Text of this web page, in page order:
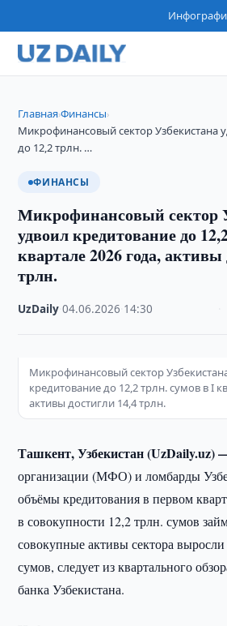
Главная›Финансы›
Микрофинансовый сектор Узбекистана
до 12,2 трлн. …
ФИНАНСЫ
Микрофинансовый сектор
удвоил кредитование до
квартале 2026 года, активы
трлн.
UzDaily ·04.06.2026 14:30
Микрофинансовый сектор
кредитование до 12,2 трлн. сумов в I
активы достигли 14,4 трлн.
Ташкент, Узбекистан (UzDaily.uz)
организации (МФО) и ломбарды
объёмы кредитования в первом
в совокупности 12,2 трлн. сумов
совокупные активы сектора
сумов, следует из квартального
банка Узбекистана.